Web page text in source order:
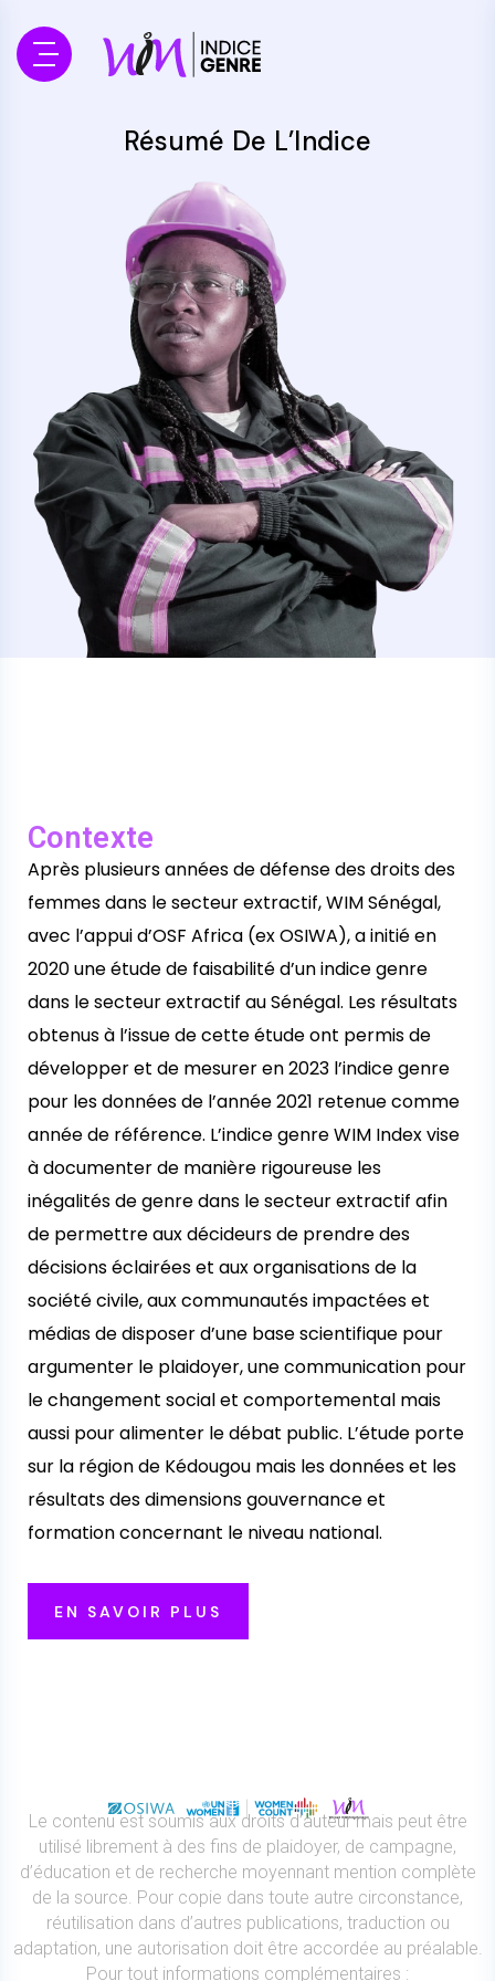
Résumé De L’Indice
Contexte
Après plusieurs années de défense des droits des
femmes dans le secteur extractif, WIM Sénégal,
avec l’appui d’OSF Africa (ex OSIWA), a initié en
2020 une étude de faisabilité d’un indice genre
dans le secteur extractif au Sénégal. Les résultats
obtenus à l’issue de cette étude ont permis de
développer et de mesurer en 2023 l’indice genre
pour les données de l’année 2021 retenue comme
année de référence. L’indice genre WIM Index vise
à documenter de manière rigoureuse les
inégalités de genre dans le secteur extractif afin
de permettre aux décideurs de prendre des
décisions éclairées et aux organisations de la
société civile, aux communautés impactées et
médias de disposer d’une base scientifique pour
argumenter le plaidoyer, une communication pour
le changement social et comportemental mais
aussi pour alimenter le débat public. L’étude porte
sur la région de Kédougou mais les données et les
résultats des dimensions gouvernance et
formation concernant le niveau national.
EN SAVOIR PLUS
Le contenu est soumis aux droits d’auteur mais peut être
utilisé librement à des fins de plaidoyer, de campagne,
d’éducation et de recherche moyennant mention complète
de la source. Pour copie dans toute autre circonstance,
réutilisation dans d’autres publications, traduction ou
adaptation, une autorisation doit être accordée au préalable.
Pour tout informations complémentaires :